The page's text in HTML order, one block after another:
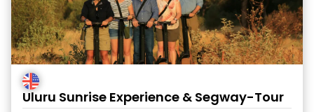
Uluru Sunrise Experience & Segway-Tour